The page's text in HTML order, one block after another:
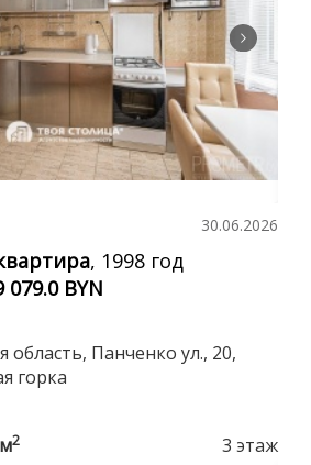
30.06.2026
, 1998 год
079.0 BYN
Панченко ул., 20,
горка
2
3 этаж